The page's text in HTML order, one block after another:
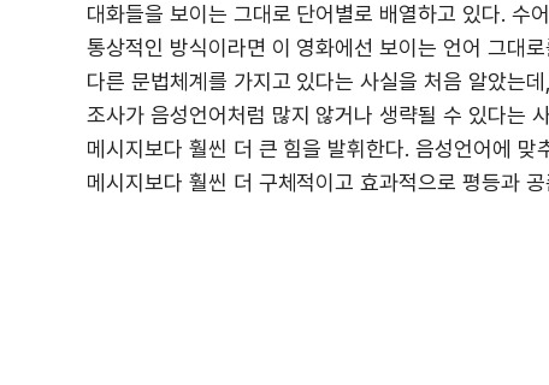
대화들을 보이는 그대로 단어별로 배열하고 있다. 수
통상적인 방식이라면 이 영화에선 보이는 언어 그대
다른 문법체계를 가지고 있다는 사실을 처음 알았는
조사가 음성언어처럼 많지 않거나 생략될 수 있다는
메시지보다 훨씬 더 큰 힘을 발휘한다. 음성언어에
메시지보다 훨씬 더 구체적이고 효과적으로 평등과